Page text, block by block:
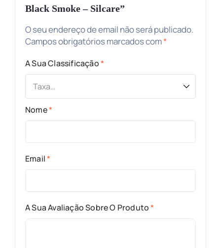
Black Smoke – Silcare”
O seu endereço de email não será publicado.
Campos obrigatórios marcados com*
A Sua Classificação*
A Sua Avaliação Sobre O Produto*
Nome*
Email*